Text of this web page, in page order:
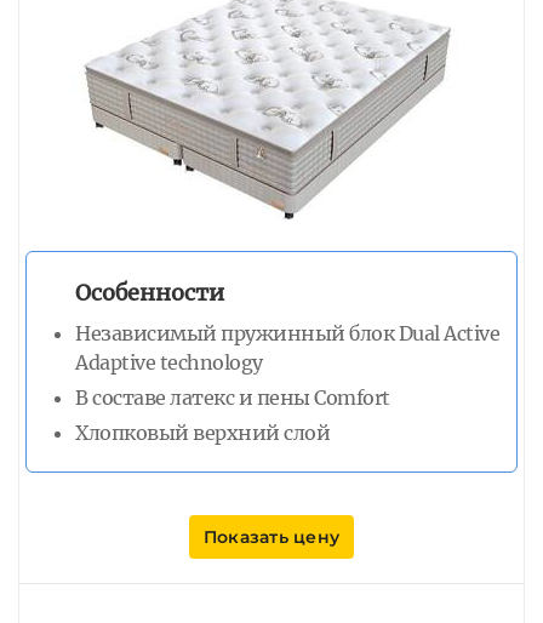
Особенности
Независимый пружинный блок Dual Active
Adaptive technology
В составе латекс и пены Comfort
Хлопковый верхний слой
Показать цену